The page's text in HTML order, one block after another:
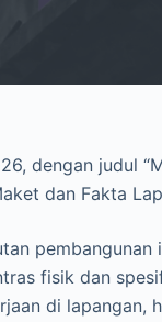
dengan judul
dan Fakta
fisik dan
di lapangan,